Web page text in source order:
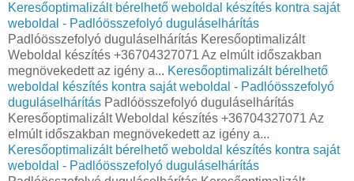
Keresőoptimalizált bérelhető weboldal készítés kontra saját
weboldal - Padlóösszefolyó duguláselhárítás
Padlóösszefolyó duguláselhárítás Keresőoptimalizált
Weboldal készítés +36704327071 Az elmúlt időszakban
megnövekedett az igény a... Keresőoptimalizált bérelhető
weboldal készítés kontra saját weboldal - Padlóösszefolyó
duguláselhárítás Padlóösszefolyó duguláselhárítás
Keresőoptimalizált Weboldal készítés +36704327071 Az
elmúlt időszakban megnövekedett az igény a...
Keresőoptimalizált bérelhető weboldal készítés kontra saját
weboldal - Padlóösszefolyó duguláselhárítás